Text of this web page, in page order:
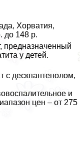
Хорватия,
до 148 р.
предназначенный
у детей.
с дескпантенолом,
и
цен – от 275